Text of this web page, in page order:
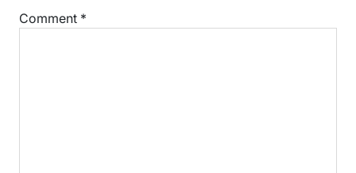
Comment *